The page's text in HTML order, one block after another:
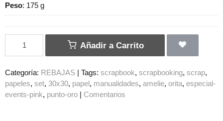
Peso: 175 g
Añadir a Carrito
Categoría: REBAJAS | Tags: scrapbook scrapbooking scrap
papeles set 30x30 papel manualidades amelie orita especial-
events-pink punto-oro | Comentarios